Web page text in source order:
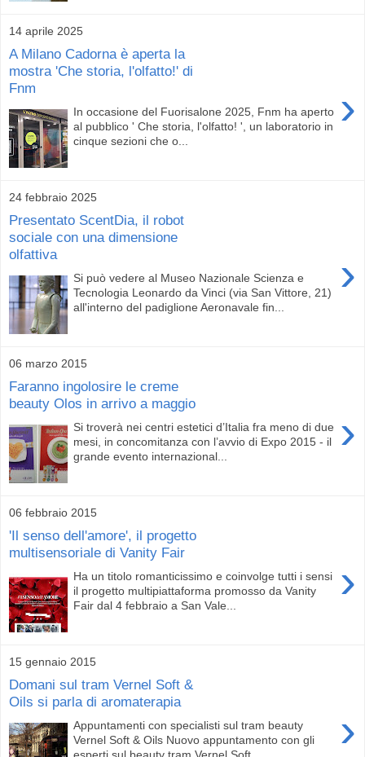
14 aprile 2025
A Milano Cadorna è aperta la
mostra 'Che storia, l'olfatto!' di
Fnm
›
In occasione del Fuorisalone 2025, Fnm ha aperto
al pubblico ' Che storia, l'olfatto! ', un laboratorio in
cinque sezioni che o...
24 febbraio 2025
Presentato ScentDia, il robot
sociale con una dimensione
olfattiva
›
Si può vedere al Museo Nazionale Scienza e
Tecnologia Leonardo da Vinci (via San Vittore, 21)
all'interno del padiglione Aeronavale fin...
06 marzo 2015
Faranno ingolosire le creme
beauty Olos in arrivo a maggio
›
Si troverà nei centri estetici d’Italia fra meno di due
mesi, in concomitanza con l’avvio di Expo 2015 - il
grande evento internazional...
06 febbraio 2015
'Il senso dell'amore', il progetto
multisensoriale di Vanity Fair
›
Ha un titolo romanticissimo e coinvolge tutti i sensi
il progetto multipiattaforma promosso da Vanity
Fair dal 4 febbraio a San Vale...
15 gennaio 2015
Domani sul tram Vernel Soft &
Oils si parla di aromaterapia
›
Appuntamenti con specialisti sul tram beauty
Vernel Soft & Oils Nuovo appuntamento con gli